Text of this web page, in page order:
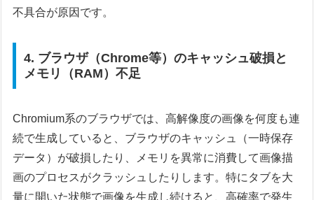
不具合が原因です。
4. ブラウザ（Chrome等）のキャッシュ破損と
メモリ（RAM）不足
Chromium系のブラウザでは、高解像度の画像を何度も連
続で生成していると、ブラウザのキャッシュ（一時保存
データ）が破損したり、メモリを異常に消費して画像描
画のプロセスがクラッシュしたりします。特にタブを大
量に開いた状態で画像を生成し続けると、高確率で発生